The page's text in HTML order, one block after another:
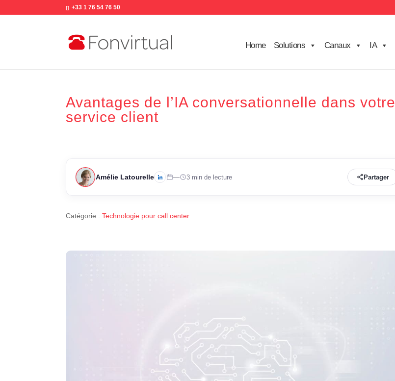
+33 1 76 54 76 50
Home Solutions Canaux IA
Avantages de l’IA conversationnelle dans votre
service client
Amélie Latourelle — 3 min de lecture Partager
Catégorie :Technologie pour call center